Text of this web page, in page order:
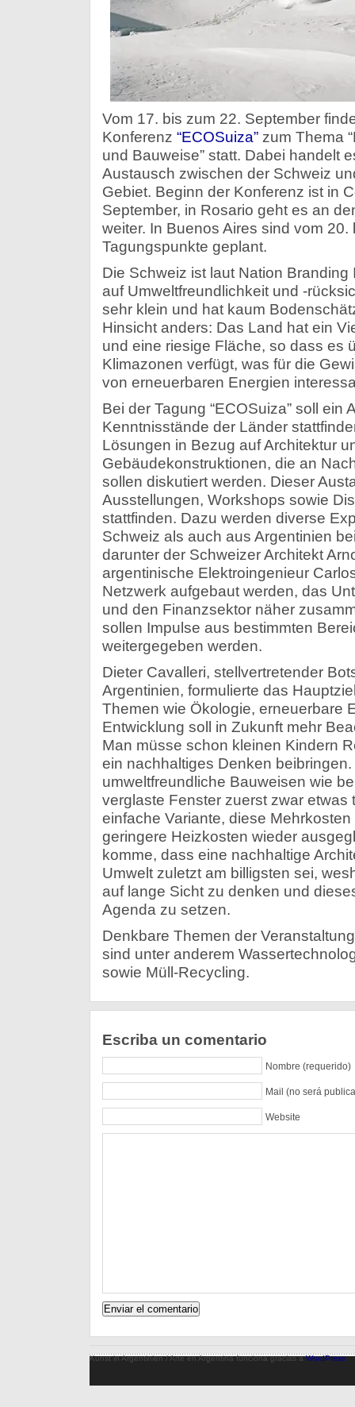
Vom 17. bis zum 22. September
Konferenz “ECOSuiza”zum Thema
und Bauweise” statt. Dabei handelt
Austausch zwischen der Schweiz
Gebiet. Beginn der Konferenz ist in
September, in Rosario geht es an
weiter. In Buenos Aires sind vom
Tagungspunkte geplant.
Die Schweiz ist laut Nation
auf Umweltfreundlichkeit und -
sehr klein und hat kaum
Hinsicht anders: Das Land hat ein
und eine riesige Fläche, so dass es
Klimazonen verfügt, was für die
von erneuerbaren Energien
Bei der Tagung “ECOSuiza” soll ein
Kenntnisstände der Länder
Lösungen in Bezug auf Architektur
Gebäudekonstruktionen, die an
sollen diskutiert werden. Dieser
Ausstellungen, Workshops sowie
stattfinden. Dazu werden diverse
Schweiz als auch aus Argentinien
darunter der Schweizer Architekt
argentinische Elektroingenieur
Netzwerk aufgebaut werden, das
und den Finanzsektor näher
sollen Impulse aus bestimmten
weitergegeben werden.
Dieter Cavalleri, stellvertretender
Argentinien, formulierte das
Themen wie Ökologie, erneuerbare
Entwicklung soll in Zukunft mehr
Man müsse schon kleinen Kindern
ein nachhaltiges Denken
umweltfreundliche Bauweisen wie
verglaste Fenster zuerst zwar etwas
einfache Variante, diese
geringere Heizkosten wieder
komme, dass eine nachhaltige
Umwelt zuletzt am billigsten sei,
auf lange Sicht zu denken und
Agenda zu setzen.
Denkbare Themen der
sind unter anderem
sowie Müll-Recycling.
Escriba un comentario
Nombre (requerido)
Mail (no será
Website
Kunst in Argentinien / Arte en Argentina funciona gracias aWordPress